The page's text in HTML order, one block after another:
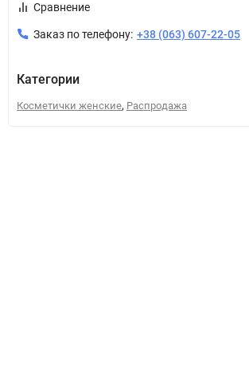
Сравнение
Заказ по телефону: +38 (063) 607-22-05
Категории
Косметички женские, Распродажа